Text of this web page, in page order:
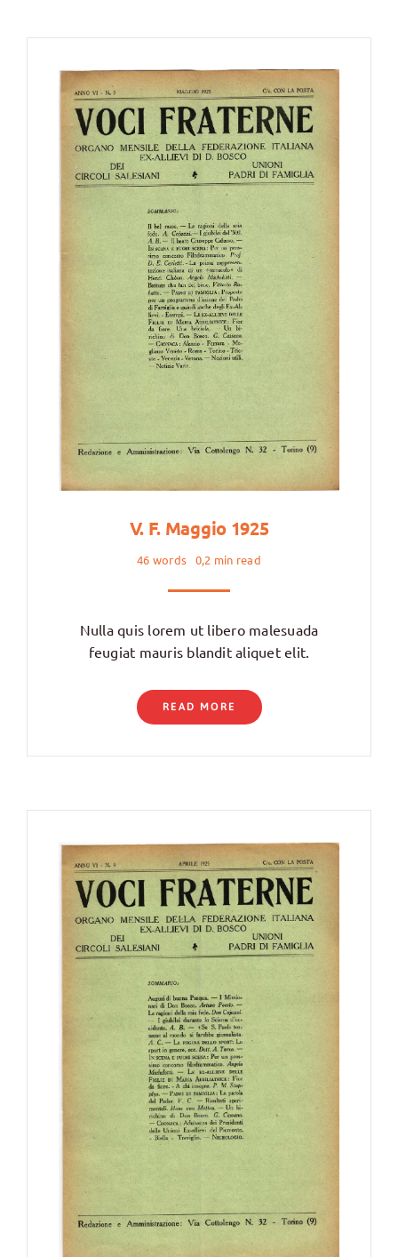
V. F. Maggio 1925
46 words 0,2 min read
Nulla quis lorem ut libero malesuada
feugiat mauris blandit aliquet elit.
READ MORE